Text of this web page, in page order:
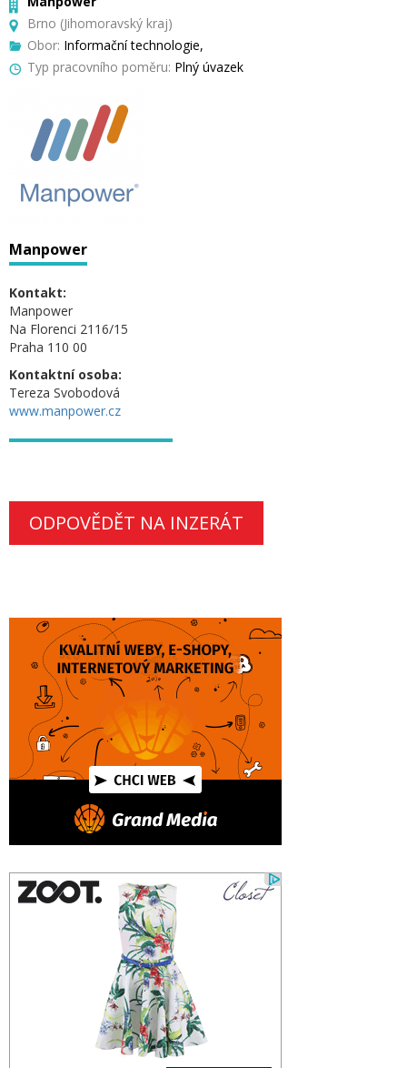
Brno (Jihomoravský kraj)
Obor: Informační technologie,
Typ pracovního poměru: Plný úvazek
Manpower
Kontakt:
Manpower
Na Florenci 2116/15
Praha 110 00
Kontaktní osoba:
Tereza Svobodová
www.manpower.cz
ODPOVĚDĚT NA INZERÁT